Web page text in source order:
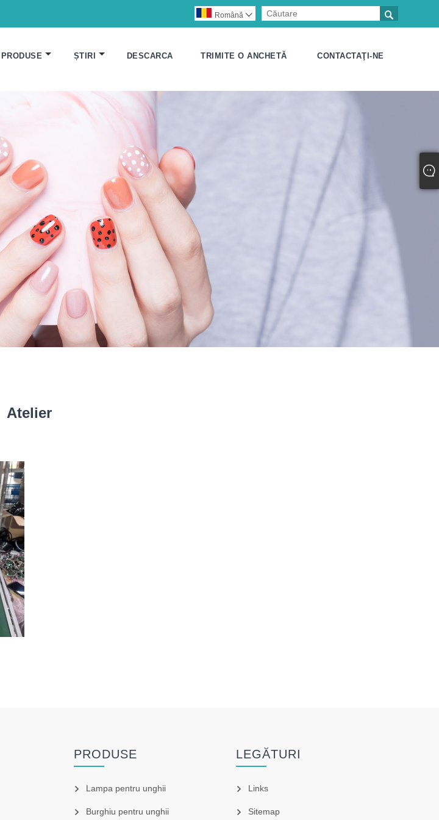

Română 
PRODUSE ȘTIRI DESCARCA TRIMITE O ANCHETĂ CONTACTAŢI-NE
Atelier
PRODUSE
Lampa pentru unghii
Burghiu pentru unghii
LEGĂTURI
Links
Sitemap